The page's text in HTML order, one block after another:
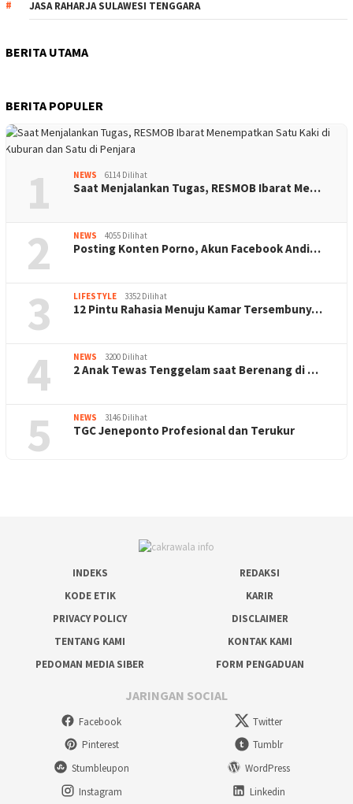
JASA RAHARJA SULAWESI TENGGARA
BERITA UTAMA
BERITA POPULER
1 NEWS 6114 Dilihat
Saat Menjalankan Tugas, RESMOB Ibarat Me…
2 NEWS 4055 Dilihat
Posting Konten Porno, Akun Facebook Andi…
3 LIFESTYLE 3352 Dilihat
12 Pintu Rahasia Menuju Kamar Tersembuny…
4 NEWS 3200 Dilihat
2 Anak Tewas Tenggelam saat Berenang di …
5 NEWS 3146 Dilihat
TGC Jeneponto Profesional dan Terukur
INDEKS
REDAKSI
KODE ETIK
KARIR
PRIVACY POLICY
DISCLAIMER
TENTANG KAMI
KONTAK KAMI
PEDOMAN MEDIA SIBER
FORM PENGADUAN
JARINGAN SOCIAL
Facebook
Twitter
Pinterest
Tumblr
Stumbleupon
WordPress
Instagram
Linkedin